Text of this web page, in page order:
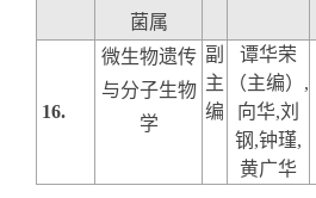
菌属
16.
微生物遗传
与分子生物
学
副
主
编
谭华荣
（主编） ,
向华,刘
钢 ,钟瑾,
黄广华